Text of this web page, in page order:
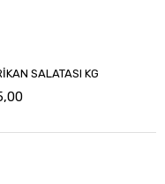
SALATASI KG